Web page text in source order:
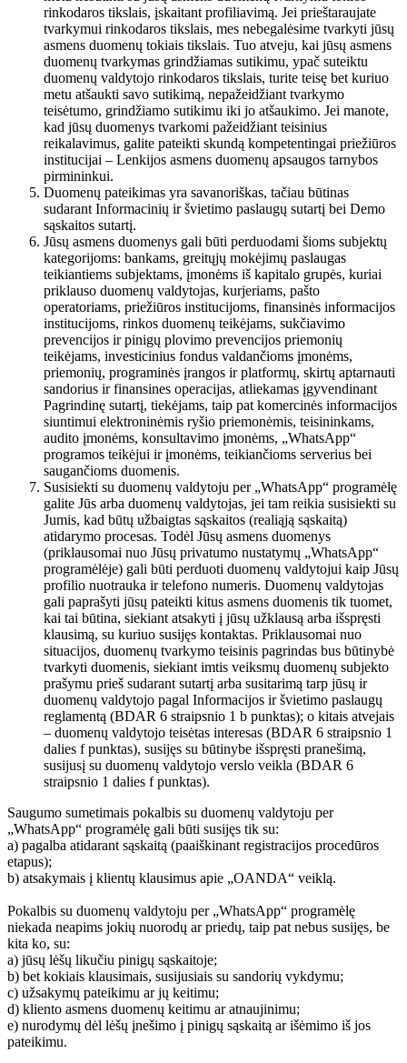
rinkodaros tikslais, įskaitant profiliavimą. Jei prieštaraujate
tvarkymui rinkodaros tikslais, mes nebegalėsime tvarkyti jūsų
asmens duomenų tokiais tikslais. Tuo atveju, kai jūsų asmens
duomenų tvarkymas grindžiamas sutikimu, ypač suteiktu
duomenų valdytojo rinkodaros tikslais, turite teisę bet kuriuo
metu atšaukti savo sutikimą, nepažeidžiant tvarkymo
teisėtumo, grindžiamo sutikimu iki jo atšaukimo. Jei manote,
kad jūsų duomenys tvarkomi pažeidžiant teisinius
reikalavimus, galite pateikti skundą kompetentingai priežiūros
institucijai – Lenkijos asmens duomenų apsaugos tarnybos
pirmininkui.
Duomenų pateikimas yra savanoriškas, tačiau būtinas
sudarant Informacinių ir švietimo paslaugų sutartį bei Demo
sąskaitos sutartį.
Jūsų asmens duomenys gali būti perduodami šioms subjektų
kategorijoms: bankams, greitųjų mokėjimų paslaugas
teikiantiems subjektams, įmonėms iš kapitalo grupės, kuriai
priklauso duomenų valdytojas, kurjeriams, pašto
operatoriams, priežiūros institucijoms, finansinės informacijos
institucijoms, rinkos duomenų teikėjams, sukčiavimo
prevencijos ir pinigų plovimo prevencijos priemonių
teikėjams, investicinius fondus valdančioms įmonėms,
priemonių, programinės įrangos ir platformų, skirtų aptarnauti
sandorius ir finansines operacijas, atliekamas įgyvendinant
Pagrindinę sutartį, tiekėjams, taip pat komercinės informacijos
siuntimui elektroninėmis ryšio priemonėmis, teisininkams,
audito įmonėms, konsultavimo įmonėms, „WhatsApp“
programos teikėjui ir įmonėms, teikiančioms serverius bei
saugančioms duomenis.
Susisiekti su duomenų valdytoju per „WhatsApp“ programėlę
galite Jūs arba duomenų valdytojas, jei tam reikia susisiekti su
Jumis, kad būtų užbaigtas sąskaitos (realiąją sąskaitą)
atidarymo procesas. Todėl Jūsų asmens duomenys
(priklausomai nuo Jūsų privatumo nustatymų „WhatsApp“
programėlėje) gali būti perduoti duomenų valdytojui kaip Jūsų
profilio nuotrauka ir telefono numeris. Duomenų valdytojas
gali paprašyti jūsų pateikti kitus asmens duomenis tik tuomet,
kai tai būtina, siekiant atsakyti į jūsų užklausą arba išspręsti
klausimą, su kuriuo susijęs kontaktas. Priklausomai nuo
situacijos, duomenų tvarkymo teisinis pagrindas bus būtinybė
tvarkyti duomenis, siekiant imtis veiksmų duomenų subjekto
prašymu prieš sudarant sutartį arba susitarimą tarp jūsų ir
duomenų valdytojo pagal Informacijos ir švietimo paslaugų
reglamentą (BDAR 6 straipsnio 1 b punktas); o kitais atvejais
– duomenų valdytojo teisėtas interesas (BDAR 6 straipsnio 1
dalies f punktas), susijęs su būtinybe išspręsti pranešimą,
susijusį su duomenų valdytojo verslo veikla (BDAR 6
straipsnio 1 dalies f punktas).
Saugumo sumetimais pokalbis su duomenų valdytoju per
„WhatsApp“ programėlę gali būti susijęs tik su:
a) pagalba atidarant sąskaitą (paaiškinant registracijos procedūros
etapus);
b) atsakymais į klientų klausimus apie „OANDA“ veiklą.
Pokalbis su duomenų valdytoju per „WhatsApp“ programėlę
niekada neapims jokių nuorodų ar priedų, taip pat nebus susijęs, be
kita ko, su:
a) jūsų lėšų likučiu pinigų sąskaitoje;
b) bet kokiais klausimais, susijusiais su sandorių vykdymu;
c) užsakymų pateikimu ar jų keitimu;
d) kliento asmens duomenų keitimu ar atnaujinimu;
e) nurodymų dėl lėšų įnešimo į pinigų sąskaitą ar išėmimo iš jos
pateikimu.